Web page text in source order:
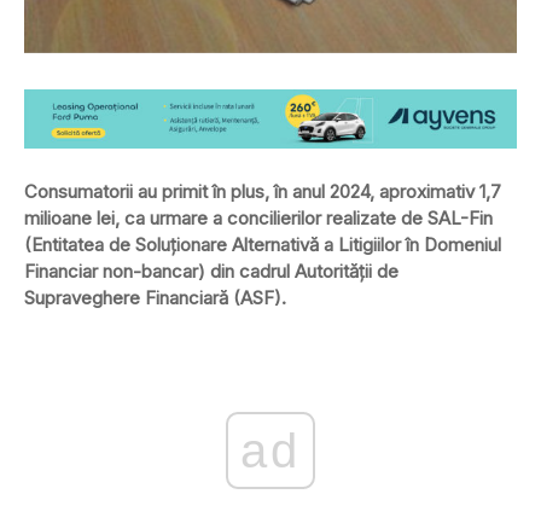
Consumatorii au primit în plus, în anul 2024, aproximativ 1,7
milioane lei, ca urmare a concilierilor realizate de SAL-Fin
(Entitatea de Soluționare Alternativă a Litigiilor în Domeniul
Financiar non-bancar) din cadrul Autorității de
Supraveghere Financiară (ASF).
ad